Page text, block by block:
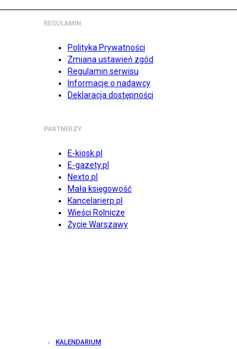
REGULAMIN
Polityka Prywatności
Zmiana ustawień zgód
Regulamin serwisu
Informacje o nadawcy
Deklaracja dostępności
PARTNERZY
E-kiosk.pl
E-gazety.pl
Nexto.pl
Mała księgowość
Kancelarierp.pl
Wieści Rolnicze
Życie Warszawy
KALENDARIUM